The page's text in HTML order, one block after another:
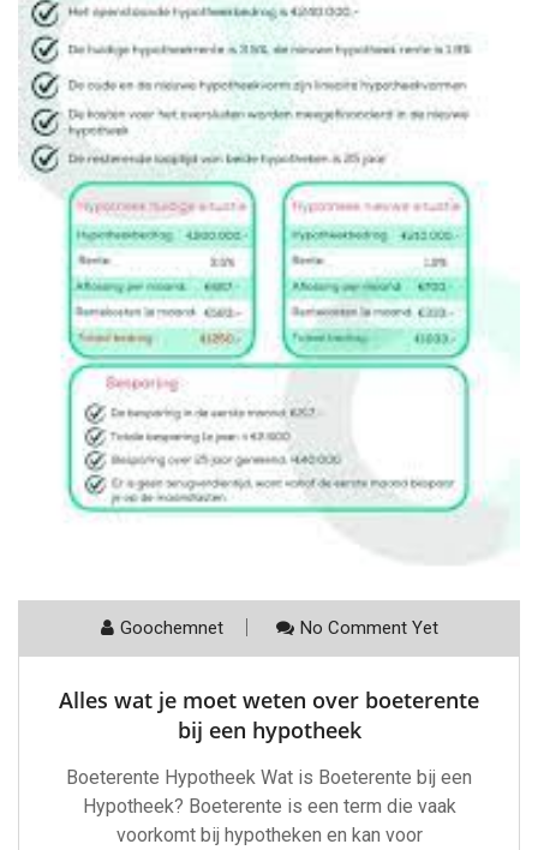
Goochemnet No Comment Yet
Alles wat je moet weten over boeterente
bij een hypotheek
Boeterente Hypotheek Wat is Boeterente bij een
Hypotheek? Boeterente is een term die vaak
voorkomt bij hypotheken en kan voor